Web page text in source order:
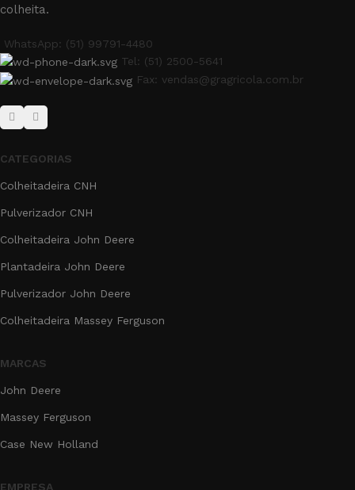
colheita.
WhatsApp: (51) 99791-4480
Tel: (51) 2500-5641
Fax: vendas@gragricola.com.br
CATEGORIAS
Colheitadeira CNH
Pulverizador CNH
Colheitadeira John Deere
Plantadeira John Deere
Pulverizador John Deere
Colheitadeira Massey Ferguson
MARCAS
John Deere
Massey Ferguson
Case New Holland
EMPRESA